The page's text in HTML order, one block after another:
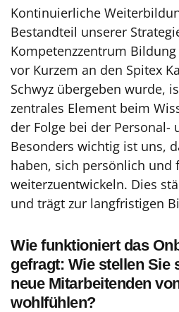
Kontinuierliche
Bestandteil unserer
Kompetenzzentrum
vor Kurzem an den Spitex
Schwyz übergeben wurde,
zentrales Element beim
der Folge bei der Personal-
Besonders wichtig ist uns,
haben, sich persönlich und
weiterzuentwickeln. Dies
und trägt zur langfristigen
Wie funktioniert das
gefragt: Wie stellen Sie
neue Mitarbeitenden
wohlfühlen?